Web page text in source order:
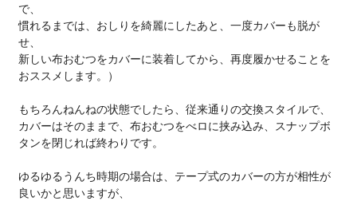
で、
慣れるまでは、おしりを綺麗にしたあと、一度カバーも脱が
せ、
新しい布おむつをカバーに装着してから、再度履かせることを
おススメします。）
もちろんねんねの状態でしたら、従来通りの交換スタイルで、
カバーはそのままで、布おむつをべロに挟み込み、スナップボ
タンを閉じれば終わりです。
ゆるゆるうんち時期の場合は、テープ式のカバーの方が相性が
良いかと思いますが、